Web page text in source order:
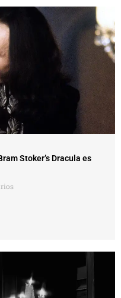
Stoker’s Dracula es